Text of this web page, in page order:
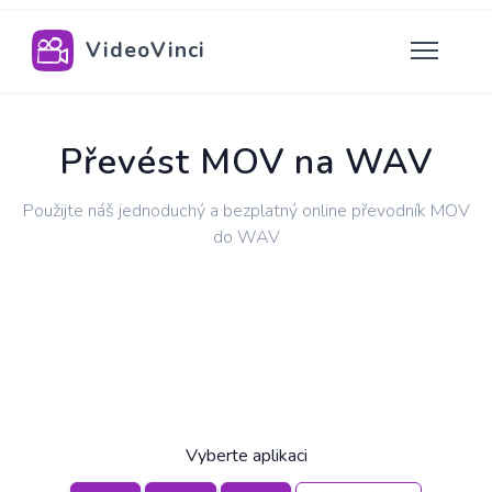
VideoVinci
Převést MOV na WAV
Použijte náš jednoduchý a bezplatný online převodník MOV
do WAV
Vyberte aplikaci